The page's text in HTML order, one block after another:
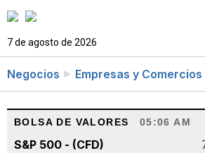
7 de agosto de 2026
Negocios Empresas y Comercios
BOLSA DE VALORES 05:06 AM
S&P 500 - (CFD)